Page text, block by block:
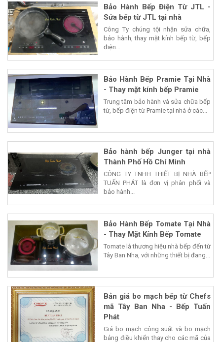
Bảo Hành Bếp Điện Từ JTL -
Sửa bếp từ JTL tại nhà
Công Ty chúng tội nhận sửa chữa,
bảo hành, thay mặt kính bếp từ, bếp
điện...
Bảo Hành Bếp Pramie Tại Nhà
- Thay mặt kính bếp Pramie
Trung tâm bảo hành và sửa chữa bếp
từ, bếp điện từ Pramie tại nhà ở các...
Bảo hành bếp Junger tại nhà
Thành Phố Hồ Chí Minh
CÔNG TY TNHH THIẾT BỊ NHÀ BẾP
TUẤN PHÁT là đơn vị phân phối và
bảo hành...
Bảo Hành Bếp Tomate Tại Nhà
- Thay Mặt Kính Bếp Tomate
Tomate là thương hiệu nhà bếp đến từ
Tây Ban Nha, với những thiết bị đang...
Bản giá bo mạch bếp từ Chefs
mã Tây Ban Nha - Bếp Tuấn
Phát
Giá bo mạch công suất và bo mạch
bảng điều khiển thay cho các mã của